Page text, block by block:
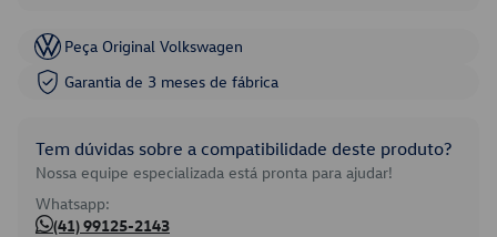
Peça Original Volkswagen
Garantia de 3 meses de fábrica
Tem dúvidas sobre a compatibilidade deste produto?
Nossa equipe especializada está pronta para ajudar!
Whatsapp:
(41) 99125-2143